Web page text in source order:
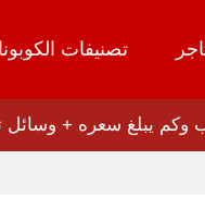
تصنيفات
يبلغ سعره + وسائل